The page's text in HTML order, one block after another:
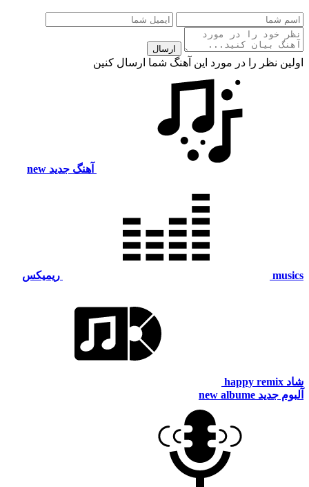
ارسال
اولین نظر را در مورد این آهنگ شما ارسال کنین
آهنگ جدید new
musics ریمیکس
شاد happy remix
آلبوم جدید new albume